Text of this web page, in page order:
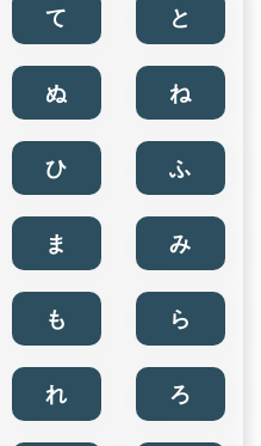
て と
ぬ ね
ひ ふ
ま み
も ら
れ ろ